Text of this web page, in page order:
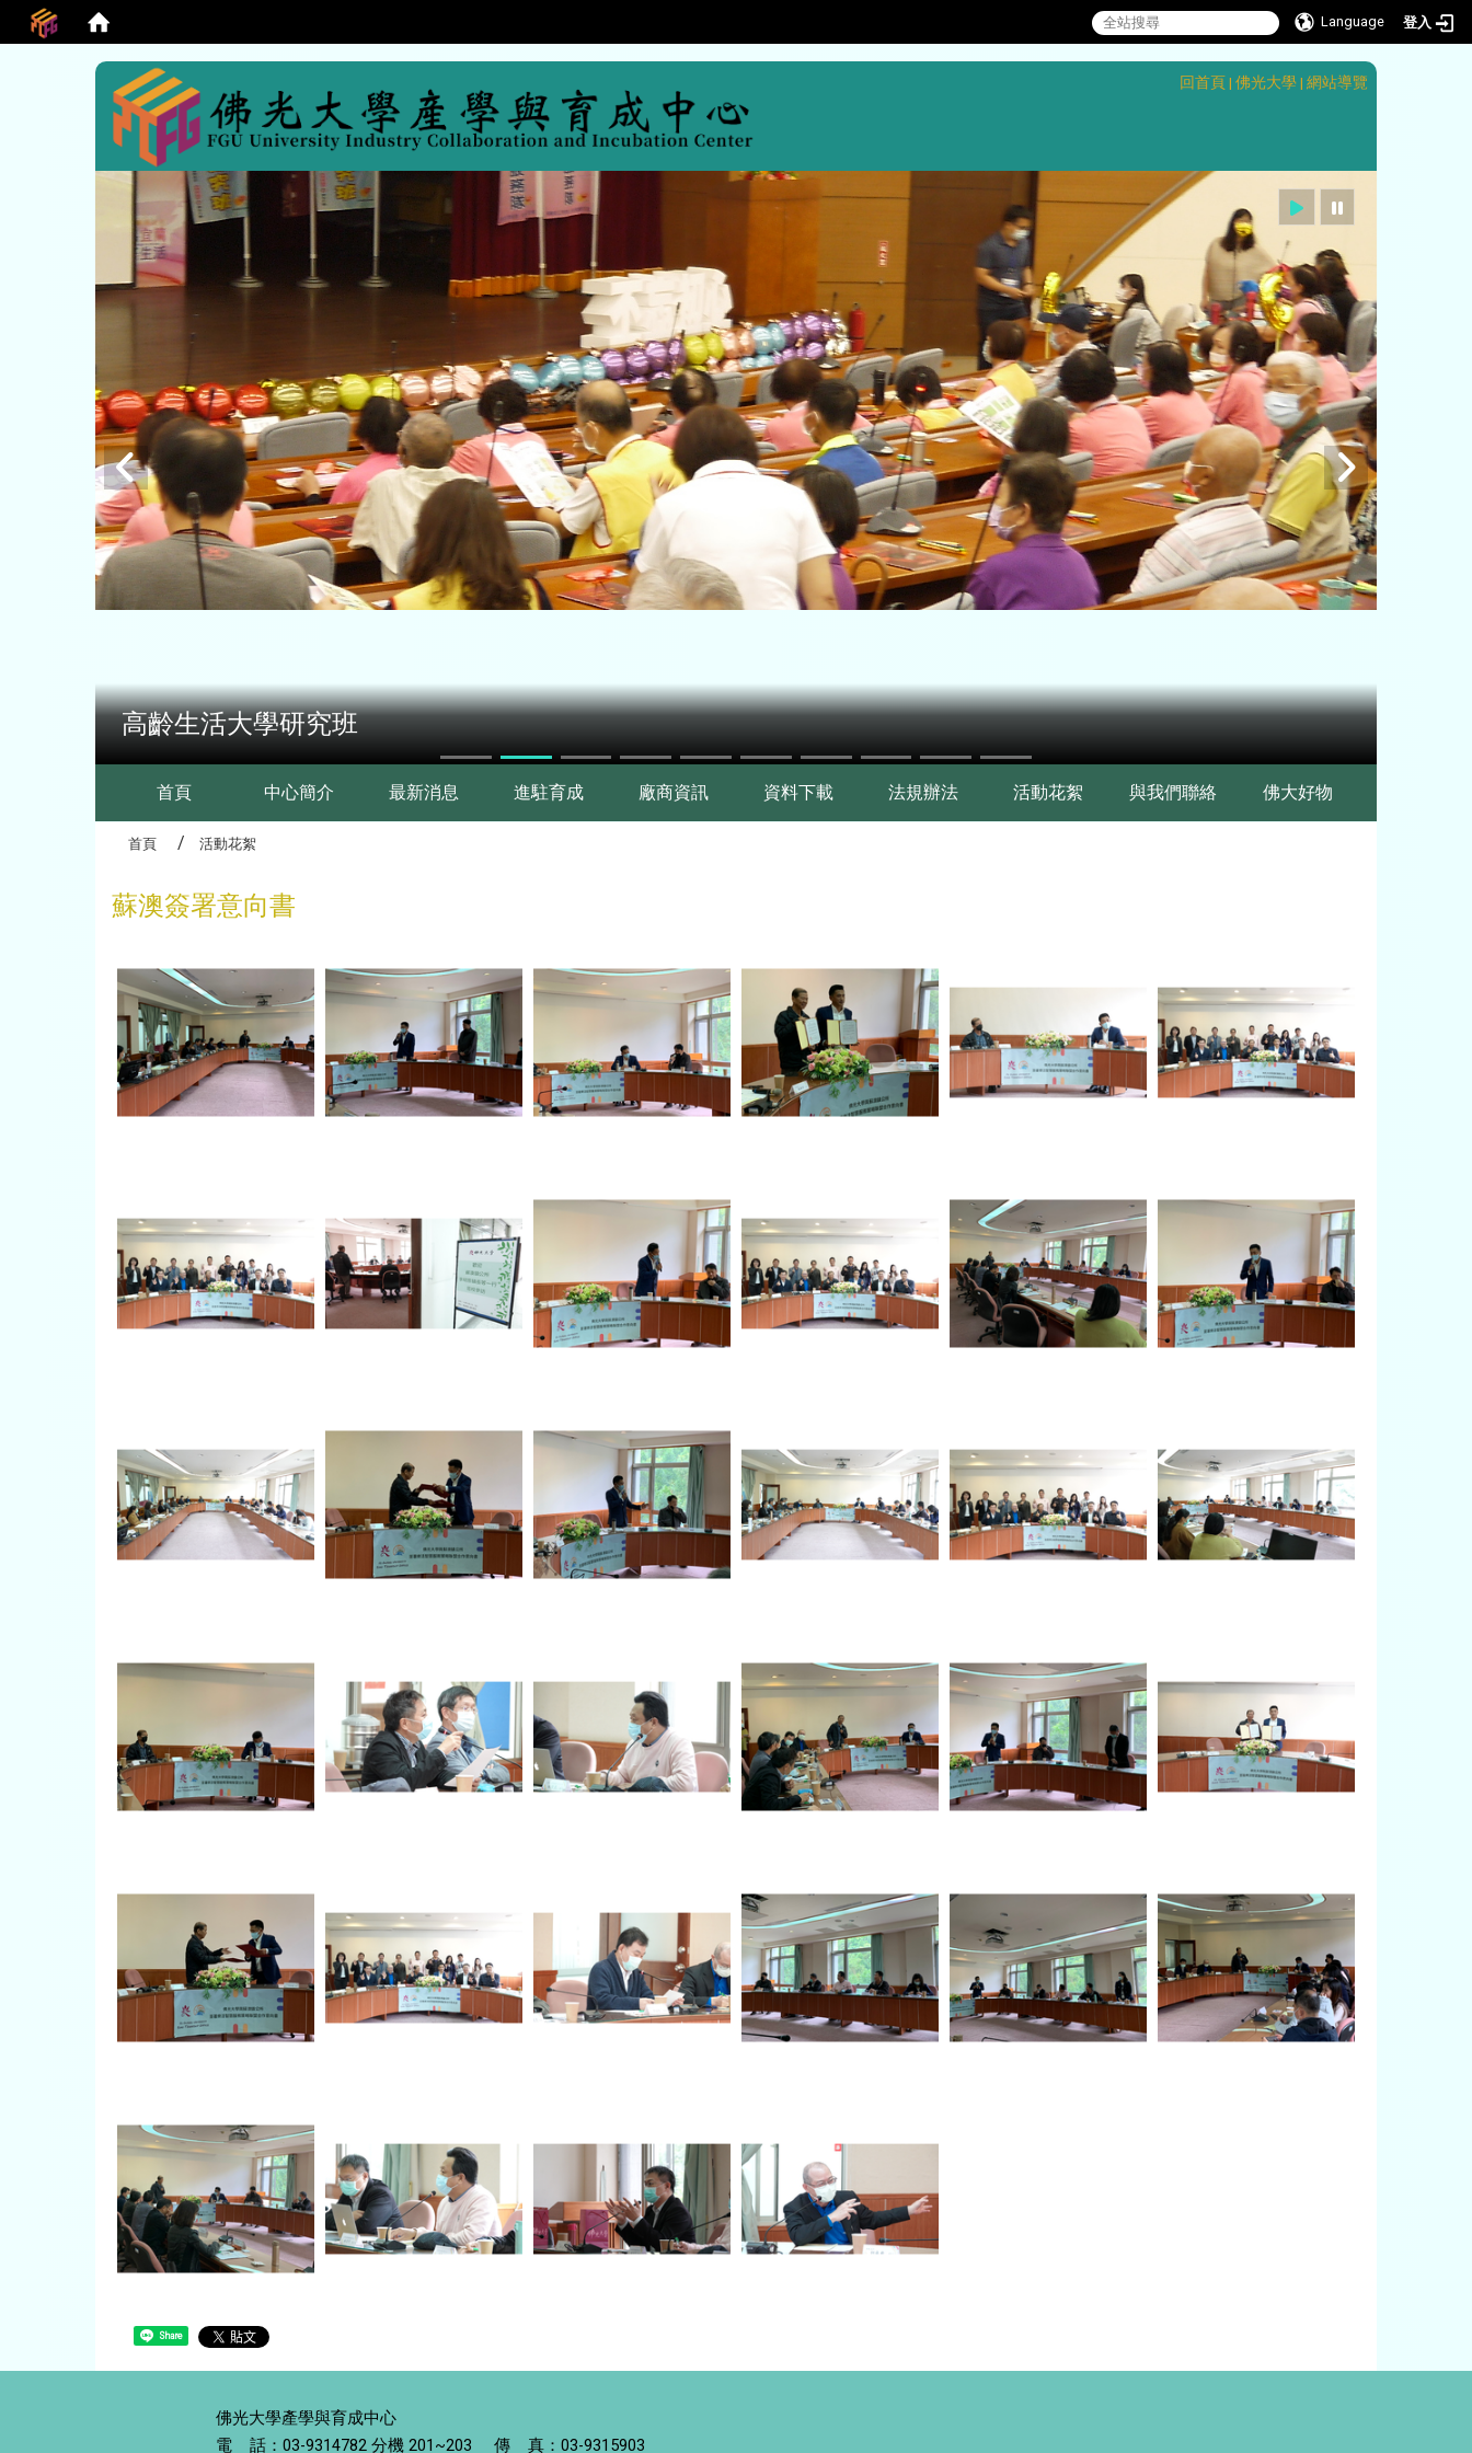
Language 登入
回首頁| 佛光大學| 網站導覽
高齡生活大學研究班
首頁 中心簡介 最新消息 進駐育成 廠商資訊 資料下載 法規辦法 活動花絮 與我們聯絡 佛大好物
首頁 活動花絮
蘇澳簽署意向書
Share
佛光大學產學與育成中心
電 話：03-9314782 分機 201~203 傳 真：03-9315903